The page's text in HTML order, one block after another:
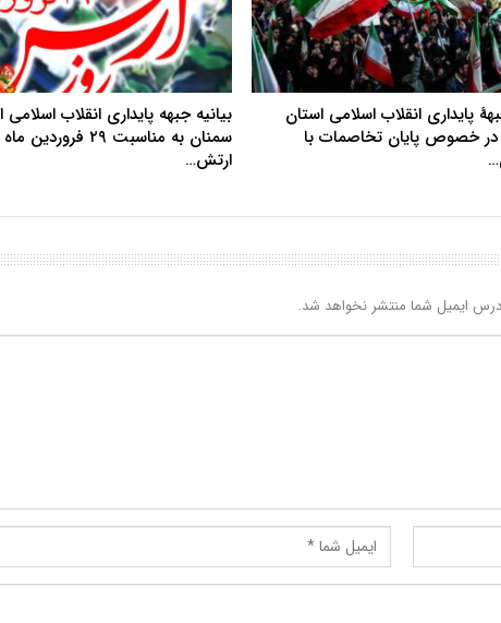
پایداری انقلاب اسلامی استان
در خصوص پایان تخاصمات با
بیانیه جبهه پایداری انقلاب اسلامی
سمنان به مناسبت ۲۹ فروردین
ارتش…
ایمیل شما منتشر نخواهد شد.